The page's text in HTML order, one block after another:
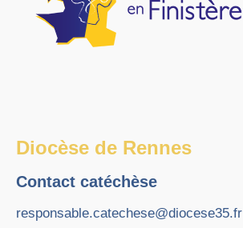
Diocèse de Rennes
Contact catéchèse
responsable.catechese@diocese35.fr